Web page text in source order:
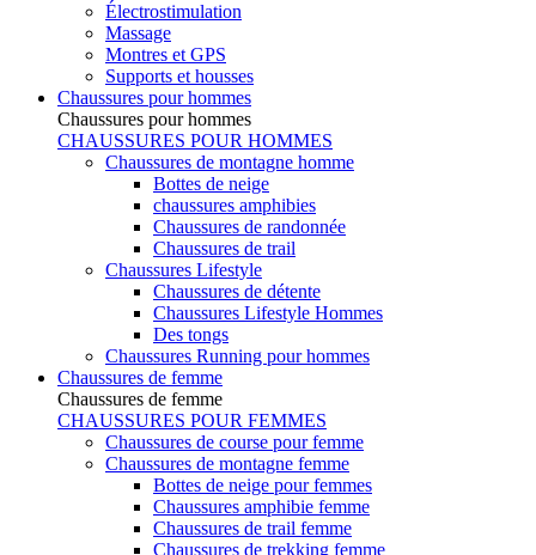
Électrostimulation
Massage
Montres et GPS
Supports et housses
Chaussures pour hommes
Chaussures pour hommes
CHAUSSURES POUR HOMMES
Chaussures de montagne homme
Bottes de neige
chaussures amphibies
Chaussures de randonnée
Chaussures de trail
Chaussures Lifestyle
Chaussures de détente
Chaussures Lifestyle Hommes
Des tongs
Chaussures Running pour hommes
Chaussures de femme
Chaussures de femme
CHAUSSURES POUR FEMMES
Chaussures de course pour femme
Chaussures de montagne femme
Bottes de neige pour femmes
Chaussures amphibie femme
Chaussures de trail femme
Chaussures de trekking femme